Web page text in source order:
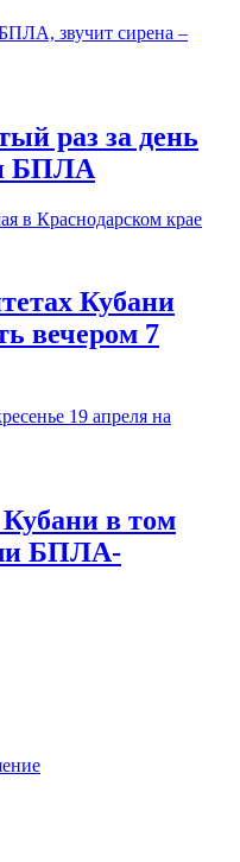
раз за день
БПЛА
Кубани
вечером 7
в том
БПЛА-